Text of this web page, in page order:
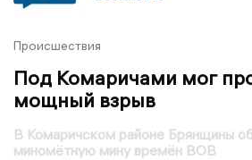
Происшествия
Под Комаричами мог
мощный взрыв
В Комаричском районе Брянщины
миномётную мину времён ВОВ